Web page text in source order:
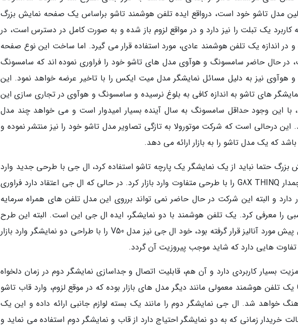
مدل تاشو خود است، درواقع ایده تلفن هوشمند تاشو براساس یک صفحه نمایش بزرگ
یک تبلت را نیز دارد و در مواقع لزوم باز شده و به صورت کامل در دسترس است، در
در اندازه یک تلفن هوشمند عادی، مورد استفاده قرار می گیرد. اما ساخت این نوع صفحه
در حال حاضر سامسونگ و هوآوی مدل های تاشو خود را فراوری نموده اند که سامسونگ
هوآوی نیز به دلیل مسائل نمایشگر مدل میت ایکس را با تاخیر عرضه خواهد نمود. این
های تاشو به اندازه کافی به بلوغ نرسیده و سامسونگ و هوآوی در تجاری سازی این
با این وجود حداقل سامسونگ به سال آینده بسیار امیدوار است و می خواهد چند مدل
این درحالی است که شرکت موتورولا به تازگی تصاویر مدل تاشو خود را نیز منتشر نموده و
که یک مدل تاشو را به بازار ارائه می دهد.
حتما نباید از یک نمایشگر یک پارچه تاشو استفاده کرد، ال جی با طرحی جدید وارد
رقابت مدل های تاشو شده و پرچمدار G8X THINQ را با طرحی متفاوت وارد بازار کرد. در حالی که ال جی اعتقاد دارد فراوری
دارد و البته این شرکت در حال حاضر نمی تواند برروی این مدل تلفن های همراه سرمایه
را معرفی کرد. یک تلفن هوشمند با دو نمایشگر، ایده ال جی این است. البته این طرح
خیلی جدید نیست و از چند سال پیش مورد آنالیز قرار گرفته بود، خود ال جی نیز مدل V50 را با طراحی دو نمایشگر وارد بازار
بسیار کاربردی دارد و آن هم، قابلیت اتصال و جداسازی نمایشگر دوم در زمان دلخواه
است. در واقع مدل G8X THINQ یک تلفن هوشمند معمولی مانند دیگر مدل های بازار بوده که در موقع لزوم، وارد قاب تاشو
خواهد شد. ال جی نمایشگر دوم را مانند یک بسته لوازم جانبی ارائه داده و این یک
خریدار زمانی که به دو نمایشگر احتیاج دارد از قاب و نمایشگر دوم استفاده می نماید و